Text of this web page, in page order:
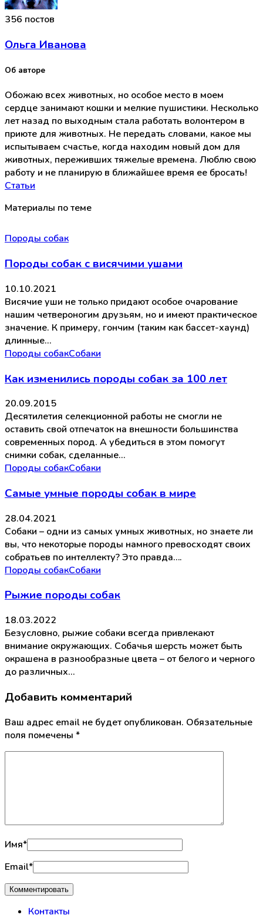
356 постов
Ольга Иванова
Об авторе
Обожаю всех животных, но особое место в моем
сердце занимают кошки и мелкие пушистики. Несколько
лет назад по выходным стала работать волонтером в
приюте для животных. Не передать словами, какое мы
испытываем счастье, когда находим новый дом для
животных, переживших тяжелые времена. Люблю свою
работу и не планирую в ближайшее время ее бросать!
Статьи
Материалы по теме
Породы собак
Породы собак с висячими ушами
10.10.2021
Висячие уши не только придают особое очарование
нашим четвероногим друзьям, но и имеют практическое
значение. К примеру, гончим (таким как бассет-хаунд)
длинные…
Породы собакСобаки
Как изменились породы собак за 100 лет
20.09.2015
Десятилетия селекционной работы не смогли не
оставить свой отпечаток на внешности большинства
современных пород. А убедиться в этом помогут
снимки собак, сделанные…
Породы собакСобаки
Самые умные породы собак в мире
28.04.2021
Собаки – одни из самых умных животных, но знаете ли
вы, что некоторые породы намного превосходят своих
собратьев по интеллекту? Это правда….
Породы собакСобаки
Рыжие породы собак
18.03.2022
Безусловно, рыжие собаки всегда привлекают
внимание окружающих. Собачья шерсть может быть
окрашена в разнообразные цвета – от белого и черного
до различных…
Добавить комментарий
Ваш адрес email не будет опубликован. Обязательные
поля помечены *
Имя*
Email*
Контакты